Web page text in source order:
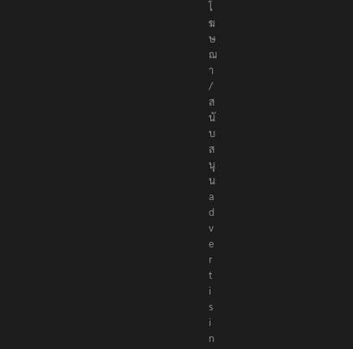
o
r
@
t
h
e
r
e
p
o
r
t
e
r
s
.
c
o
ติ
ด
ต่
อ